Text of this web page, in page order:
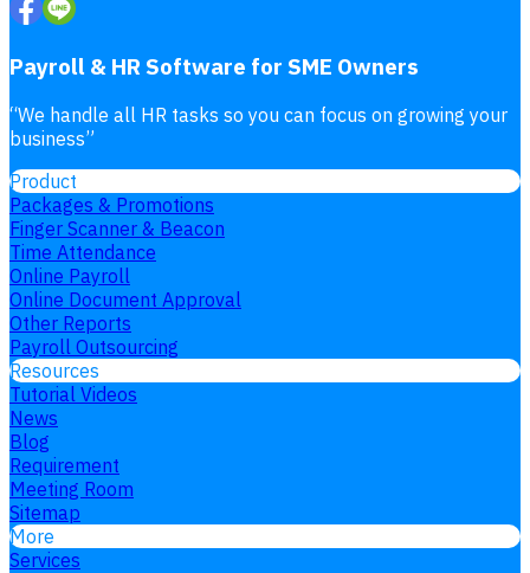
Payroll & HR Software for SME Owners
“We handle all HR tasks so you can focus on growing your
business”
Product
Packages & Promotions
Finger Scanner & Beacon
Time Attendance
Online Payroll
Online Document Approval
Other Reports
Payroll Outsourcing
Resources
Tutorial Videos
News
Blog
Requirement
Meeting Room
Sitemap
More
Services